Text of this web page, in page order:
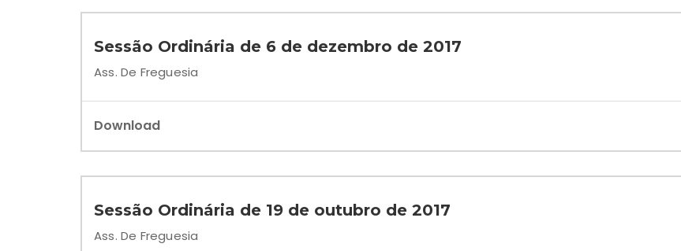
Sessão Ordinária de 6 de dezembro de 2017
Ass. De Freguesia
Download
Sessão Ordinária de 19 de outubro de 2017
Ass. De Freguesia